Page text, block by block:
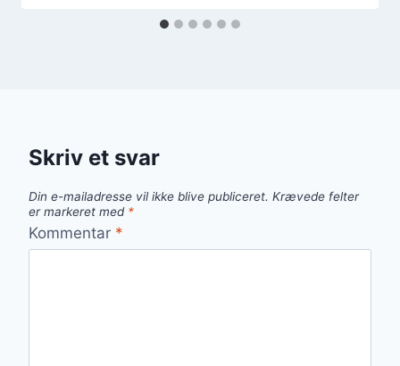
Skriv et svar
Din e-mailadresse vil ikke blive publiceret. Krævede felter
er markeret med *
Kommentar *